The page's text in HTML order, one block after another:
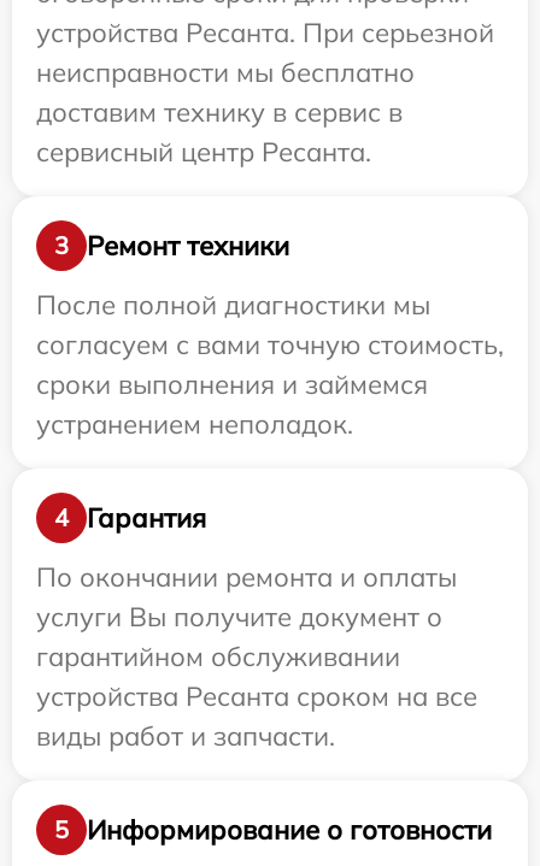
устройства Ресанта. При серьезной
неисправности мы бесплатно
доставим технику в сервис в
сервисный центр Ресанта.
3
Ремонт техники
После полной диагностики мы
согласуем с вами точную стоимость,
сроки выполнения и займемся
устранением неполадок.
4
Гарантия
По окончании ремонта и оплаты
услуги Вы получите документ о
гарантийном обслуживании
устройства Ресанта сроком на все
виды работ и запчасти.
5
Информирование о готовности